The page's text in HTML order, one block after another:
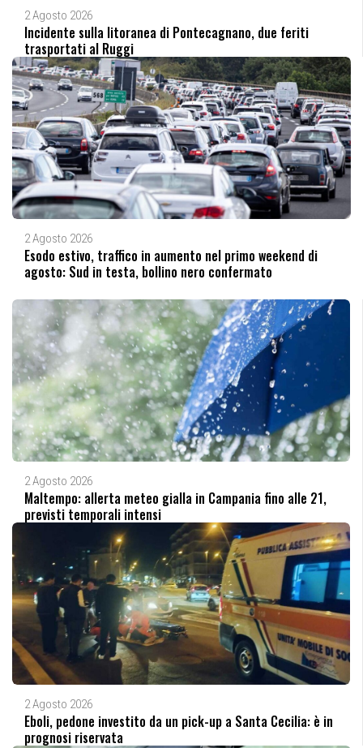
2 Agosto 2026
Incidente sulla litoranea di Pontecagnano, due feriti
trasportati al Ruggi
2 Agosto 2026
Esodo estivo, traffico in aumento nel primo weekend di
agosto: Sud in testa, bollino nero confermato
2 Agosto 2026
Maltempo: allerta meteo gialla in Campania fino alle 21,
previsti temporali intensi
2 Agosto 2026
Eboli, pedone investito da un pick-up a Santa Cecilia: è in
prognosi riservata